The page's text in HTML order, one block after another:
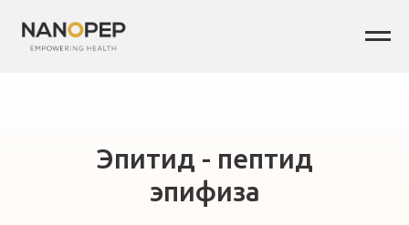
Эпитид - пептид
эпифиза